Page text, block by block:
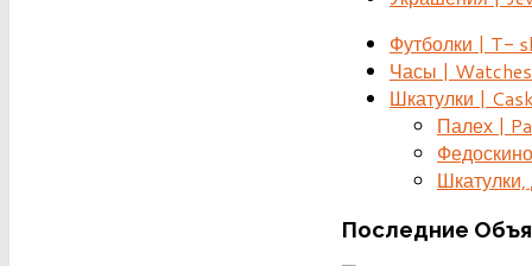
Футболки | T-
Часы | Watches
Шкатулки |
Палех |
Последние